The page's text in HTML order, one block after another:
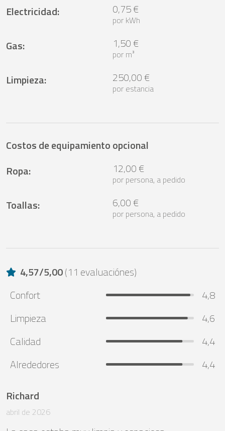
Electricidad: 0,75 €
por kWh
Gas: 1,50 €
por m³
Limpieza: 250,00 €
por estancia
Costos de equipamiento opcional
Ropa: 12,00 €
por persona, a pedido
Toallas: 6,00 €
por persona, a pedido
4,57/5,00(11 evaluaciónes)
Confort
4,8
Limpieza
4,6
Calidad
4,4
Alrededores
4,4
Richard
abril de 2026